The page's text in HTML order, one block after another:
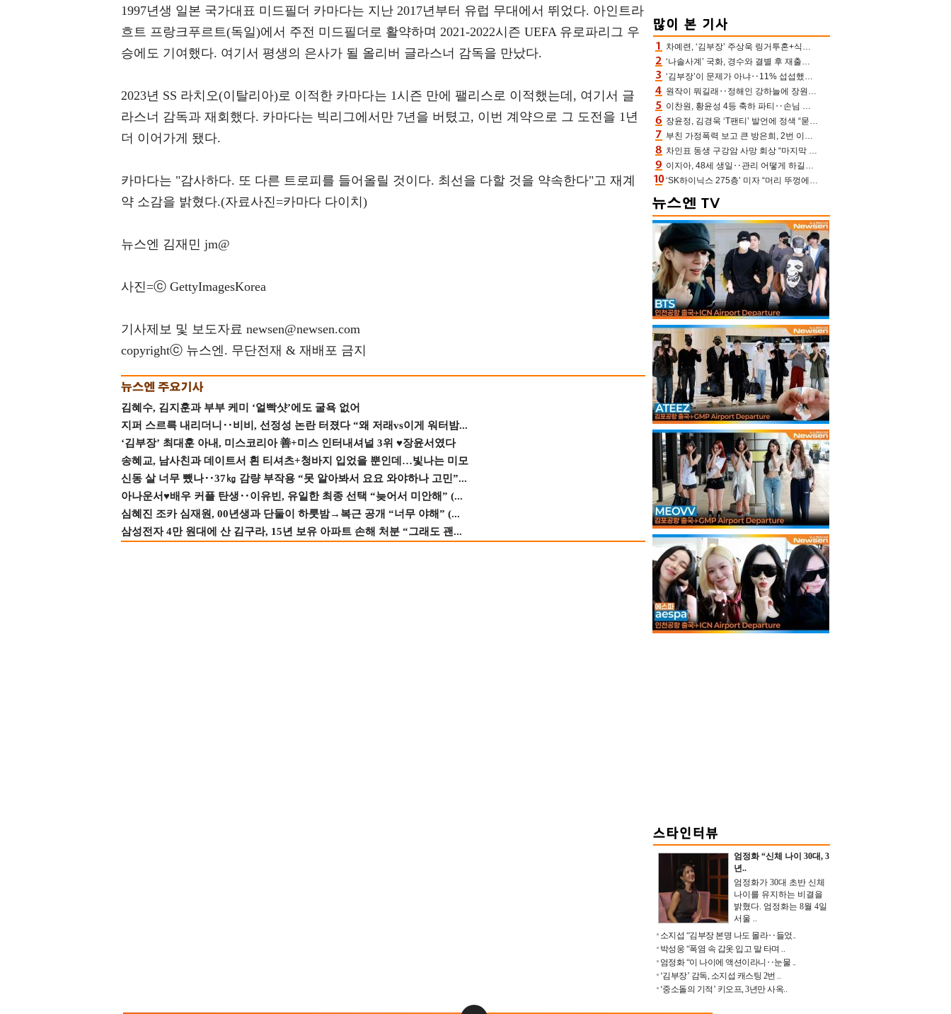
1997년생 일본 국가대표 미드필더 카마다는 지난 2017년부터 유럽 무대에서 뛰었다. 아인트라
흐트 프랑크푸르트(독일)에서 주전 미드필더로 활약하며 2021-2022시즌 UEFA 유로파리그 우
승에도 기여했다. 여기서 평생의 은사가 될 올리버 글라스너 감독을 만났다.
2023년 SS 라치오(이탈리아)로 이적한 카마다는 1시즌 만에 팰리스로 이적했는데, 여기서 글
라스너 감독과 재회했다. 카마다는 빅리그에서만 7년을 버텼고, 이번 계약으로 그 도전을 1년
더 이어가게 됐다.
카마다는 "감사하다. 또 다른 트로피를 들어올릴 것이다. 최선을 다할 것을 약속한다"고 재계
약 소감을 밝혔다.(자료사진=카마다 다이치)
뉴스엔 김재민 jm@
사진=ⓒ GettyImagesKorea
기사제보 및 보도자료 newsen@newsen.com
copyrightⓒ 뉴스엔. 무단전재 & 재배포 금지
김혜수, 김지훈과 부부 케미 ‘얼빡샷’에도 굴욕 없어
지퍼 스르륵 내리더니‥비비, 선정성 논란 터졌다 “왜 저래vs이게 워터밤...
‘김부장’ 최대훈 아내, 미스코리아 善+미스 인터내셔널 3위 ♥장윤서였다
송혜교, 남사친과 데이트서 흰 티셔츠+청바지 입었을 뿐인데…빛나는 미모
신동 살 너무 뺐나‥37㎏ 감량 부작용 “못 알아봐서 요요 와야하나 고민”...
아나운서♥배우 커플 탄생‥이유빈, 유일한 최종 선택 “늦어서 미안해” (...
심혜진 조카 심재원, 00년생과 단둘이 하룻밤→복근 공개 “너무 야해” (...
삼성전자 4만 원대에 산 김구라, 15년 보유 아파트 손해 처분 “그래도 괜...
차예련, ‘김부장’ 주상욱 링거투혼+식스팩 비화 “옷 벗는데 아저씨는 안 된다고”(차장금)
‘나솔사계’ 국화, 경수와 결별 후 재출연…첫인상 3표 몰표
‘김부장’이 문제가 아냐‥11% 섭섭했던 ‘재벌X형사2’ 돈·빽 총동원해 컴백 [TV보고서]
원작이 뭐길래‥정해인 강하늘에 장원영까지 참여한 이 영화
이찬원, 황윤성 4등 축하 파티‥손님 모으려 블랙핑크 지수와 친한 척(편스토랑)[어제TV]
장윤정, 김경욱 ‘T팬티’ 발언에 정색 “묻지 않았는데, 그것도 성희롱”(장공장)
부친 가정폭력 보고 큰 방은희, 2번 이혼 후 잠수→母 고독사에 자책(특종세상)[어제TV]
차인표 동생 구강암 사망 회상 “마지막 순간 동생 손 잡아준 신애라, 두고두고 고마워” (신애라이프)
이지아, 48세 생일‥관리 어떻게 하길래 놀라운 동안 미모
‘SK하이닉스 275층’ 미자 “머리 뚜껑에서 사, 주식만 안 해도 돈 버는 것”
엄정화 “신체 나이 30대, 3
년..
엄정화가 30대 초반 신체
나이를 유지하는 비결을
밝혔다. 엄정화는 8월 4일
서울 ..
소지섭 “김부장 본명 나도 몰라‥들었..
박성웅 “폭염 속 갑옷 입고 말 타며 ..
엄정화 “이 나이에 액션이라니‥눈물 ..
‘김부장’ 감독, 소지섭 캐스팅 2번 ..
‘중소돌의 기적’ 키오프, 3년만 사옥..